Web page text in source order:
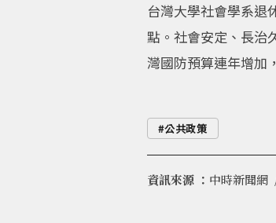
台灣大學社會學系退
點。社會安定、長治
灣國防預算連年增加
公共政策
資訊來源 ： 中時新聞網